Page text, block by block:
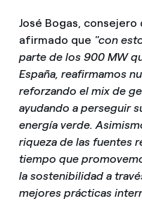
José Bogas,
afirmado que "con
parte de los 900 MW
España, reafirmamos
reforzando el mix de
ayudando a perseguir
energía verde.
riqueza de las fuentes
tiempo que
la sostenibilidad a
mejores prácticas